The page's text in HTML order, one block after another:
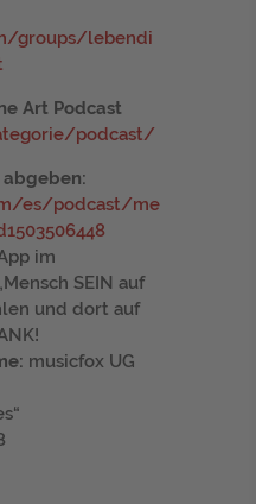
groups/lebendi
Art Podcast
podcast/
es/podcast/me
im
SEIN auf
und dort auf
musicfox UG